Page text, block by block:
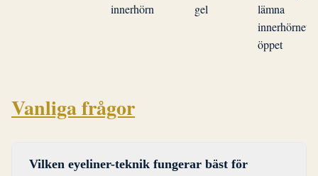
innerhörn
gel
lämna
innerhörnet
öppet
Vanliga frågor
Vilken eyeliner-teknik fungerar bäst för